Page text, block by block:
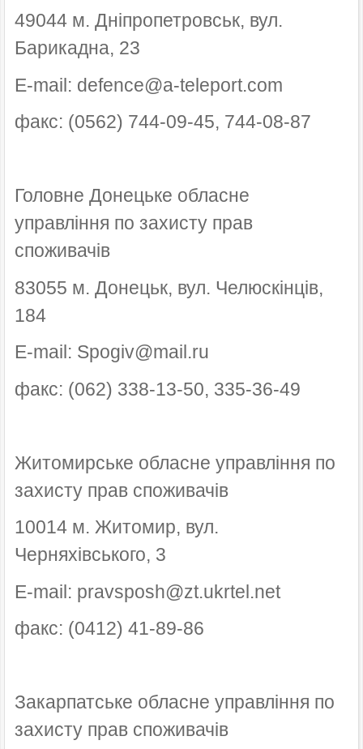
49044 м. Дніпропетровськ, вул.
Барикадна, 23
E-mail: defence@a-teleport.com
факс: (0562) 744-09-45, 744-08-87
Головне Донецьке обласне
управління по захисту прав
споживачів
83055 м. Донецьк, вул. Челюскінців,
184
E-mail: Spogiv@mail.ru
факс: (062) 338-13-50, 335-36-49
Житомирське обласне управління по
захисту прав споживачів
10014 м. Житомир, вул.
Черняхівського, 3
E-mail: pravsposh@zt.ukrtel.net
факс: (0412) 41-89-86
Закарпатське обласне управління по
захисту прав споживачів